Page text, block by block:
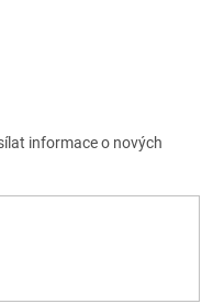
informace o nových